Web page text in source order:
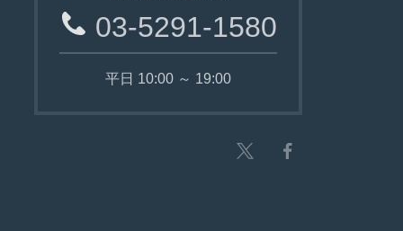
03-5291-1580
平日 10:00 ～ 19:00